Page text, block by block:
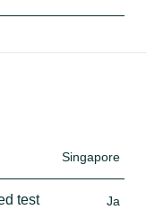
Singapore
test Ja